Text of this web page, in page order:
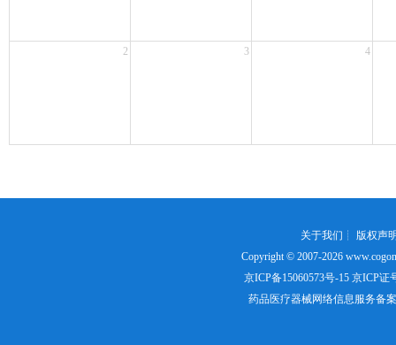
2 3 4
关于我们 ┊ 版权声
Copyright © 2007-2026
京ICP备15060573号-15京ICP证
药品医疗器械网络信息服务备